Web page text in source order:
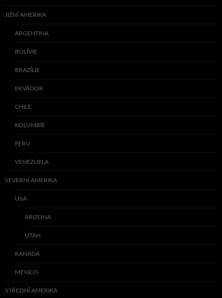
JIŽNÍ AMERIKA
ARGENTINA
BOLÍVIE
BRAZÍLIE
EKVÁDOR
CHILE
KOLUMBIE
PERU
VENEZUELA
SEVERNÍ AMERIKA
USA
ARIZONA
UTAH
KANADA
MEXICO
STŘEDNÍ AMERIKA